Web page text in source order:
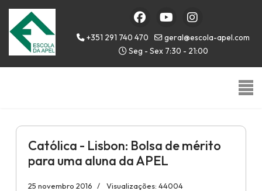
+351 291 740 470
geral@escola-apel.com
Seg - Sex 7:30 - 21:00
Católica - Lisbon: Bolsa de mérito
para uma aluna da APEL
25 novembro 2016 Visualizações: 44004